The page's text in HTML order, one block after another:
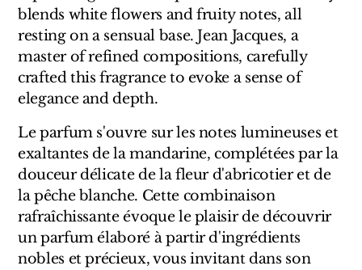
blends white flowers and fruity notes, all
resting on a sensual base. Jean Jacques, a
master of refined compositions, carefully
crafted this fragrance to evoke a sense of
elegance and depth.
Le parfum s'ouvre sur les notes lumineuses et
exaltantes de la mandarine, complétées par la
douceur délicate de la fleur d'abricotier et de
la pêche blanche. Cette combinaison
rafraîchissante évoque le plaisir de découvrir
un parfum élaboré à partir d'ingrédients
nobles et précieux, vous invitant dans son
Marques Italiennes
Eau D'Italie
Santa Maria Novella
Profumum Roma
Marques Suisses
Créateur Olfactif Genève
Pernoire